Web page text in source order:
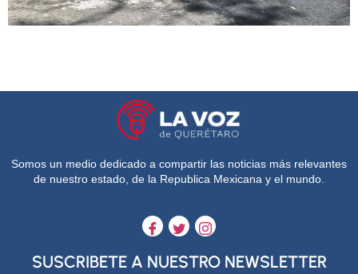
Somos un medio dedicado a compartir las noticias más relevantes
de nuestro estado, de la Republica Mexicana y el mundo.
SUSCRIBETE A NUESTRO NEWSLETTER